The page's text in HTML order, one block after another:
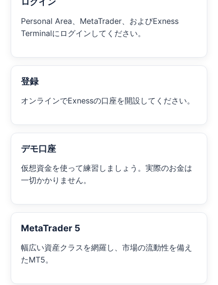
Personal Area、MetaTrader、およびExness
Terminalにログインしてください。
登録
オンラインでExnessの口座を開設してください。
デモ口座
仮想資金を使って練習しましょう。実際のお金は
一切かかりません。
MetaTrader 5
幅広い資産クラスを網羅し、市場の流動性を備え
たMT5。